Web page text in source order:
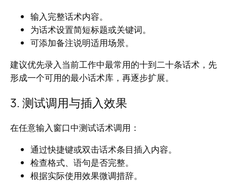
输入完整话术内容。
为话术设置简短标题或关键词。
可添加备注说明适用场景。
建议优先录入当前工作中最常用的十到二十条话术，先
形成一个可用的最小话术库，再逐步扩展。
3. 测试调用与插入效果
在任意输入窗口中测试话术调用：
通过快捷键或双击话术条目插入内容。
检查格式、语句是否完整。
根据实际使用效果微调措辞。